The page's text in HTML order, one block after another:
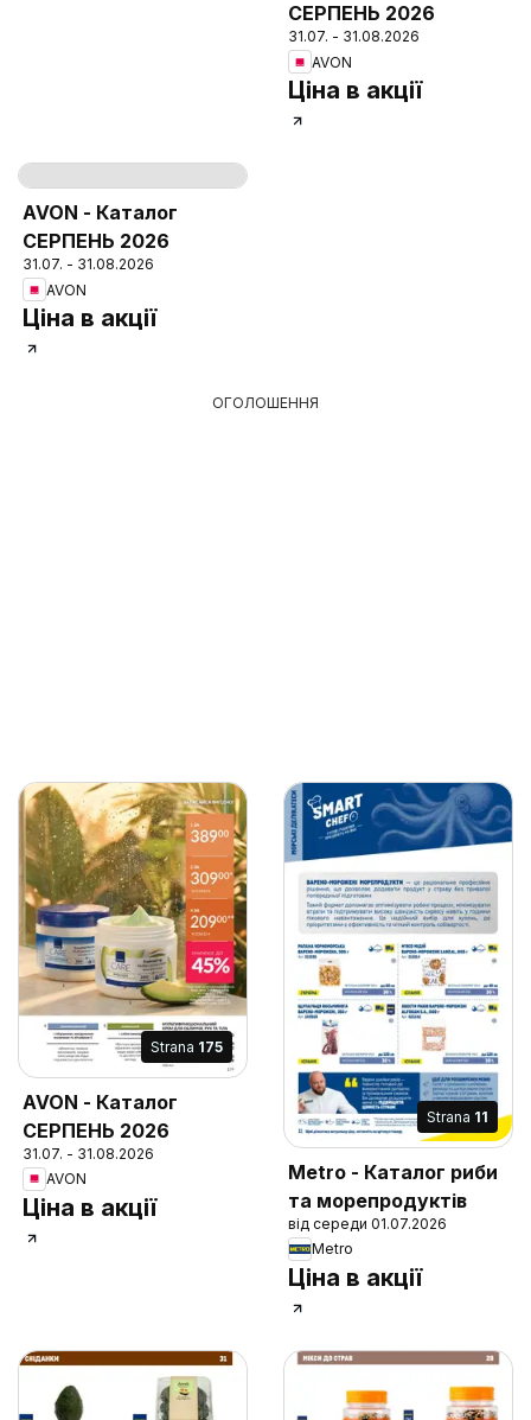
СЕРПЕНЬ 2026
31.07. - 31.08.2026
AVON
Ціна в акції
AVON - Каталог
СЕРПЕНЬ 2026
31.07. - 31.08.2026
AVON
Ціна в акції
ОГОЛОШЕННЯ
Strana 175
AVON - Каталог
СЕРПЕНЬ 2026
31.07. - 31.08.2026
AVON
Ціна в акції
Strana 11
Metro - Каталог риби
та морепродуктів
від середи 01.07.2026
Metro
Ціна в акції